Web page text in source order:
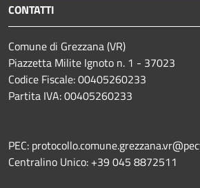
CONTATTI
Comune di Grezzana (VR)
Piazzetta Milite Ignoto n. 1 - 37023
Codice Fiscale: 00405260233
Partita IVA: 00405260233
PEC:
Centralino Unico: +39 045 8872511